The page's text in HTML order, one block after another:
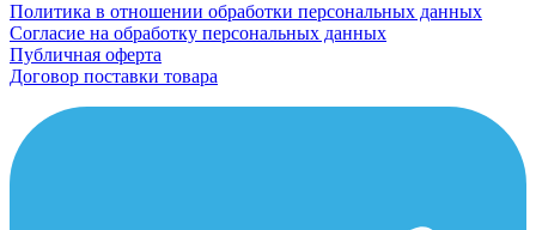
Политика в отношении обработки персональных данных
Согласие на обработку персональных данных
Публичная оферта
Договор поставки товара